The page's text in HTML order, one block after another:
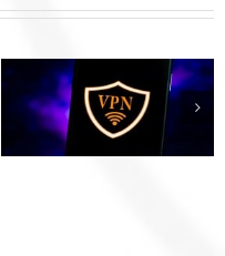
Tải Windows 11
Preview (File ISO)